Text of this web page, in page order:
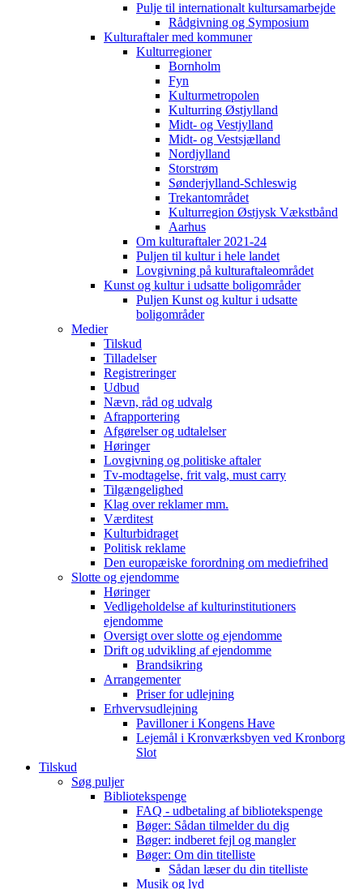
Pulje til internationalt kultursamarbejde
Rådgivning og Symposium
Kulturaftaler med kommuner
Kulturregioner
Bornholm
Fyn
Kulturmetropolen
Kulturring Østjylland
Midt- og Vestjylland
Midt- og Vestsjælland
Nordjylland
Storstrøm
Sønderjylland-Schleswig
Trekantområdet
Kulturregion Østjysk Vækstbånd
Aarhus
Om kulturaftaler 2021-24
Puljen til kultur i hele landet
Lovgivning på kulturaftaleområdet
Kunst og kultur i udsatte boligområder
Puljen Kunst og kultur i udsatte
boligområder
Medier
Tilskud
Tilladelser
Registreringer
Udbud
Nævn, råd og udvalg
Afrapportering
Afgørelser og udtalelser
Høringer
Lovgivning og politiske aftaler
Tv-modtagelse, frit valg, must carry
Tilgængelighed
Klag over reklamer mm.
Værditest
Kulturbidraget
Politisk reklame
Den europæiske forordning om mediefrihed
Slotte og ejendomme
Høringer
Vedligeholdelse af kulturinstitutioners
ejendomme
Oversigt over slotte og ejendomme
Drift og udvikling af ejendomme
Brandsikring
Arrangementer
Priser for udlejning
Erhvervsudlejning
Pavilloner i Kongens Have
Lejemål i Kronværksbyen ved Kronborg
Slot
Tilskud
Søg puljer
Bibliotekspenge
FAQ - udbetaling af bibliotekspenge
Bøger: Sådan tilmelder du dig
Bøger: indberet fejl og mangler
Bøger: Om din titelliste
Sådan læser du din titelliste
Musik og lyd